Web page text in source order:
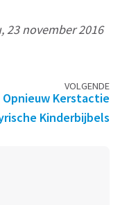
23 november 2016
VOLGENDE
Opnieuw Kerstactie
Kinderbijbels